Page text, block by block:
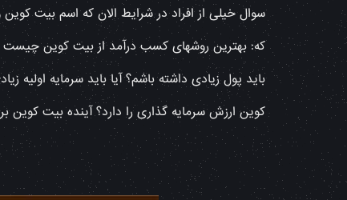
سوال خیلی از افراد در شرایط الان که اسم بیت
که: بهترین روشهای کسب درآمد از بیت کوین چیست و
باید پول زیادی داشته باشم؟ آیا باید سرمایه
کوین ارزش سرمایه گذاری را دارد؟ آینده بیت